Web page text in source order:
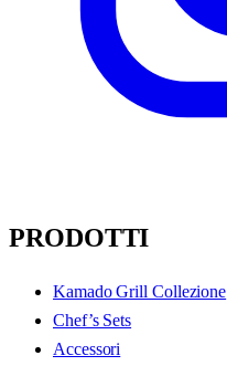
PRODOTTI
Kamado Grill Collezione
Chef’s Sets
Accessori